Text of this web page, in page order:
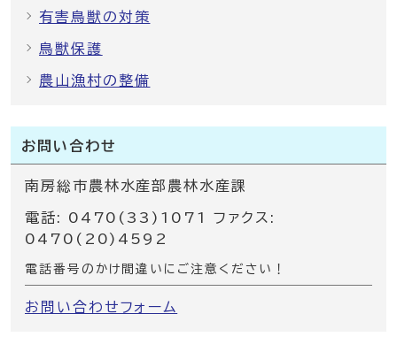
有害鳥獣の対策
鳥獣保護
農山漁村の整備
お問い合わせ
南房総市農林水産部農林水産課
電話: 0470(33)1071 ファクス:
0470(20)4592
電話番号のかけ間違いにご注意ください！
お問い合わせフォーム